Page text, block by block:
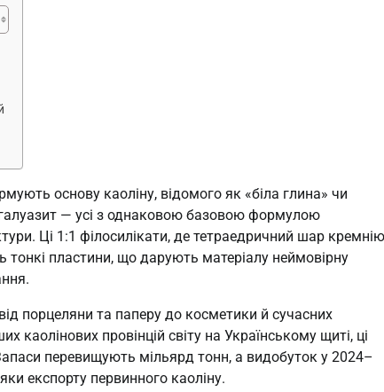
основу каоліну, відомого як «біла глина» чи
галуазит — усі з однаковою базовою формулою
Ці 1:1 філосилікати, де тетраедричний шар кремнію
пластини, що дарують матеріалу неймовірну
порцеляни та паперу до косметики й сучасних
каолінових провінцій світу на Українському щиті, ці
перевищують мільярд тонн, а видобуток у 2024–
експорту первинного каоліну.